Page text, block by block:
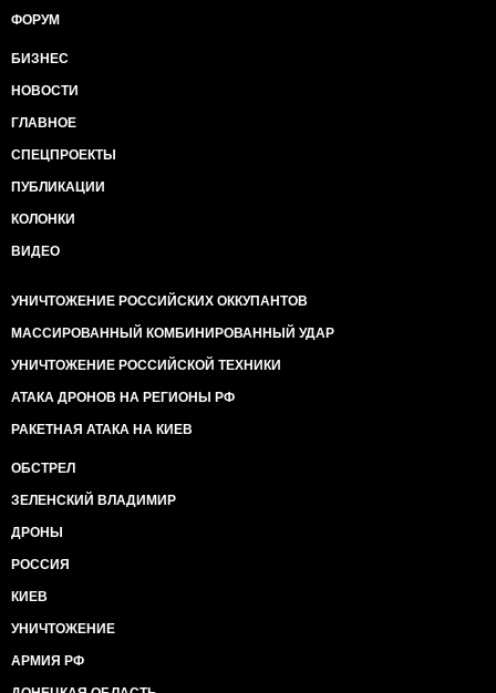
ФОРУМ
БИЗНЕС
НОВОСТИ
ГЛАВНОЕ
СПЕЦПРОЕКТЫ
ПУБЛИКАЦИИ
КОЛОНКИ
ВИДЕО
УНИЧТОЖЕНИЕ РОССИЙСКИХ ОККУПАНТОВ
МАССИРОВАННЫЙ КОМБИНИРОВАННЫЙ УДАР
УНИЧТОЖЕНИЕ РОССИЙСКОЙ ТЕХНИКИ
АТАКА ДРОНОВ НА РЕГИОНЫ РФ
РАКЕТНАЯ АТАКА НА КИЕВ
ОБСТРЕЛ
ЗЕЛЕНСКИЙ ВЛАДИМИР
ДРОНЫ
РОССИЯ
КИЕВ
УНИЧТОЖЕНИЕ
АРМИЯ РФ